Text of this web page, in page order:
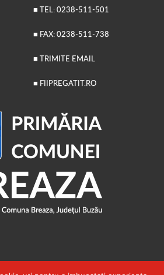
■ TEL: 0238-511-501
■ FAX: 0238-511-738
■ TRIMITE EMAIL
■ FIIPREGATIT.RO